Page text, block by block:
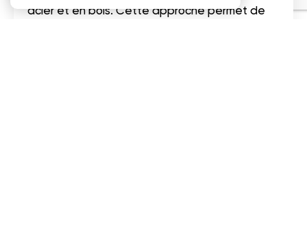
acier et en bois. Cette approche permet de